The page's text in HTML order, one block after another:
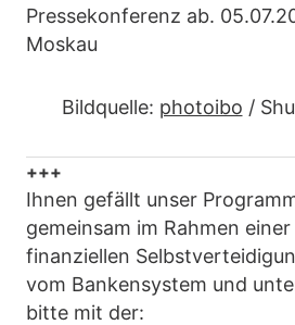
Pressekonferenz ab.
Moskau
Bildquelle: photoibo /
+++
Ihnen gefällt unser
gemeinsam im Rahmen
finanziellen
vom Bankensystem und
bitte mit der: